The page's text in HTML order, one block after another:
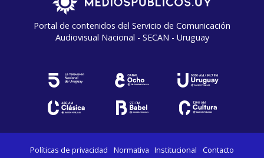
Portal de contenidos del Servicio de Comunicación
Audiovisual Nacional - SECAN - Uruguay
Políticas de privacidad Normativa Institucional Contacto